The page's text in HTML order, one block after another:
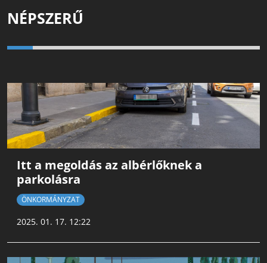
NÉPSZERŰ
Itt a megoldás az albérlőknek a
parkolásra
ÖNKORMÁNYZAT
2025. 01. 17. 12:22